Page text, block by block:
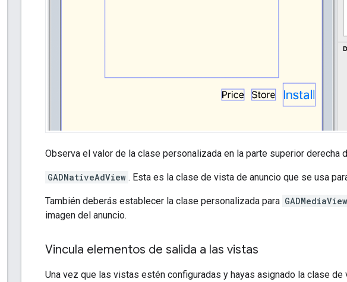
Observa el valor de la clase personalizada en la parte superior derecha
GADNativeAdView . Esta es la clase de vista de anuncio que se usa
También deberás establecer la clase personalizada para GADMediaView
imagen del anuncio.
Vincula elementos de salida a las vistas
Una vez que las vistas estén configuradas y hayas asignado la clase